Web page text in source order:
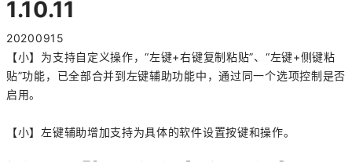
1.10.11
20200915
【小】为支持自定义操作，“左键+右键复制粘贴”、“左键+侧键粘
贴”功能，已全部合并到左键辅助功能中，通过同一个选项控制是否
启用。
【小】左键辅助增加支持为具体的软件设置按键和操作。